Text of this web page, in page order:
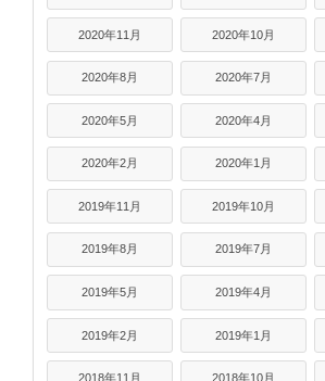
2020年11月 2020年10月
2020年8月 2020年7月
2020年5月 2020年4月
2020年2月 2020年1月
2019年11月 2019年10月
2019年8月 2019年7月
2019年5月 2019年4月
2019年2月 2019年1月
2018年11月 2018年10月